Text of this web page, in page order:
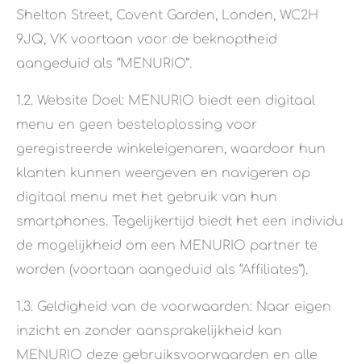
Shelton Street, Covent Garden, Londen, WC2H
9JQ, VK voortaan voor de beknoptheid
aangeduid als “MENURIO”.
1.2. Website Doel: MENURIO biedt een digitaal
menu en geen besteloplossing voor
geregistreerde winkeleigenaren, waardoor hun
klanten kunnen weergeven en navigeren op
digitaal menu met het gebruik van hun
smartphones. Tegelijkertijd biedt het een individu
de mogelijkheid om een MENURIO partner te
worden (voortaan aangeduid als “Affiliates”).
1.3. Geldigheid van de voorwaarden: Naar eigen
inzicht en zonder aansprakelijkheid kan
MENURIO deze gebruiksvoorwaarden en alle